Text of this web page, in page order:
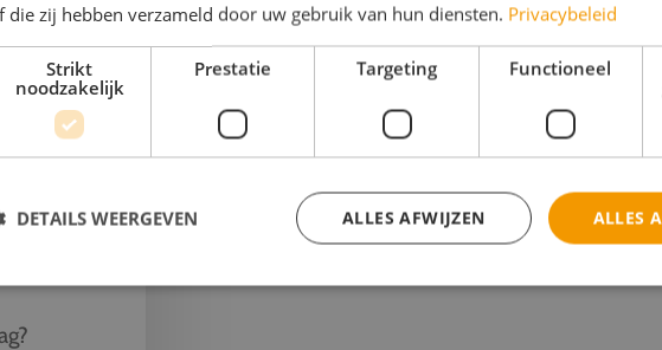
aan
die zij hebben verzameld door uw gebruik van hun diensten. Privacybeleid
Strikt
noodzakelijk
Prestatie Targeting Functioneel
ALLES
ALLES AFWIJZEN
DETAILS WEERGEVEN